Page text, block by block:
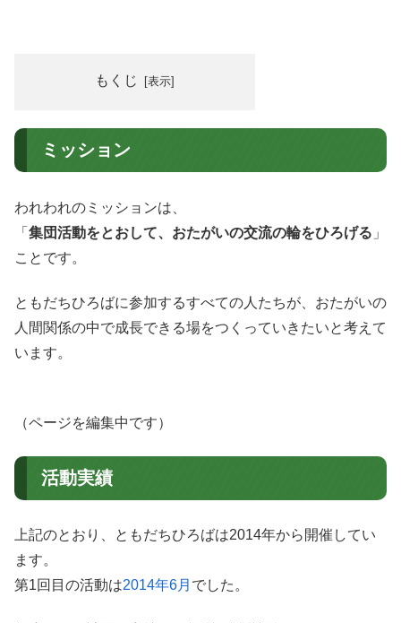
もくじ
ミッション
われわれのミッションは、
「 集団活動をとおして、おたがいの交流の輪をひろげる 」
ことです。
ともだちひろばに参加するすべての人たちが、おたがいの
人間関係の中で成長できる場をつくっていきたいと考えて
います。
（ページを編集中です）
活動実績
上記のとおり、ともだちひろばは2014年から開催してい
ます。
第1回目の活動は2014年6月 でした。